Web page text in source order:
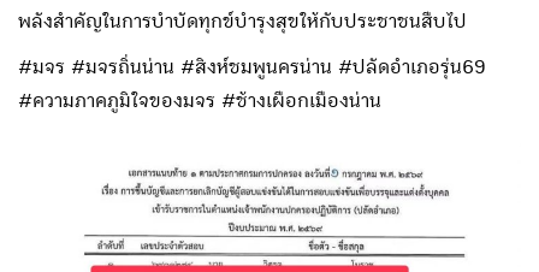
พลังสำคัญในการบำบัดทุกข์บำรุงสุขให้กับประชาชนสืบไป
#มจร #มจรถิ่นน่าน #สิงห์ชมพูนครน่าน #ปลัดอำเภอรุ่น69
#ความภาคภูมิใจของมจร #ช้างเผือกเมืองน่าน